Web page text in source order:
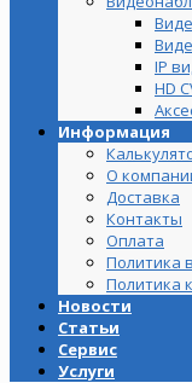
IP
HD
Информация
О
Доставка
Контакты
Оплата
Политика
Политика
Новости
Статьи
Сервис
Услуги